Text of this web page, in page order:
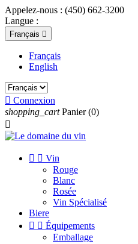
Appelez-nous : (450) 662-3200
Langue :
Français 
Français
English
 Connexion
shopping_cart Panier (0)

  Vin
Rouge
Blanc
Rosée
Vin Spécialisé
Biere
  Équipements
Emballage